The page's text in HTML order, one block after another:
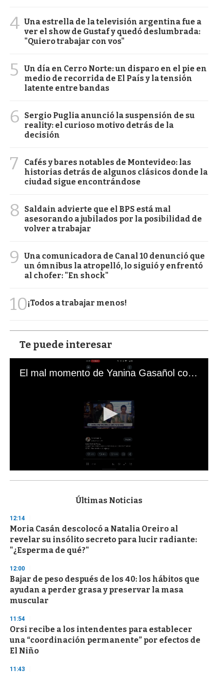
4 Una estrella de la televisión argentina fue a
ver el show de Gustaf y quedó deslumbrada:
"Quiero trabajar con vos"
5
Un día en Cerro Norte: un disparo en el pie en
medio de recorrida de El País y la tensión
latente entre bandas
6
Sergio Puglia anunció la suspensión de su
reality: el curioso motivo detrás de la
decisión
7
Cafés y bares notables de Montevideo: las
historias detrás de algunos clásicos donde la
ciudad sigue encontrándose
8
Saldain advierte que el BPS está mal
asesorando a jubilados por la posibilidad de
volver a trabajar
9
Una comunicadora de Canal 10 denunció que
un ómnibus la atropelló, lo siguió y enfrentó
al chofer: "En shock"
10¡Todos a trabajar menos!
Te puede interesar
El mal momento de Yanina Gasañol con un hincha argentino en "Subrayado"
s
d
s
o
f
s
e
c
o
n
Últimas Noticias
12:14
Moria Casán descolocó a Natalia Oreiro al
revelar su insólito secreto para lucir radiante:
"¿Esperma de qué?"
12:00
Bajar de peso después de los 40: los hábitos que
ayudan a perder grasa y preservar la masa
muscular
11:54
Orsi recibe a los intendentes para establecer
una “coordinación permanente” por efectos de
El Niño
11:43